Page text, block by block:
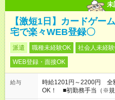
未
【激短1日】カードゲー
宅で楽々WEB登録〇
派遣 職種未経験OK 社会人未経
WEB登録・面接OK
給与
時給1201円～2200円 全
OK！ ■初勤務手当（※規